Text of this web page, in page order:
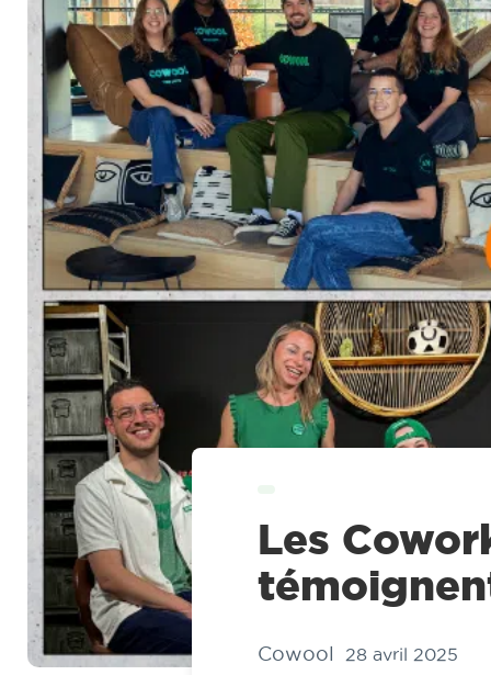
Les
Cowool 28 avril 2025